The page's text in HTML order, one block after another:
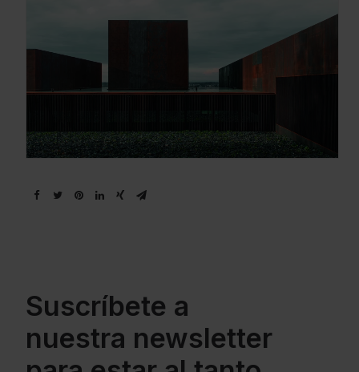
Suscríbete a
nuestra newsletter